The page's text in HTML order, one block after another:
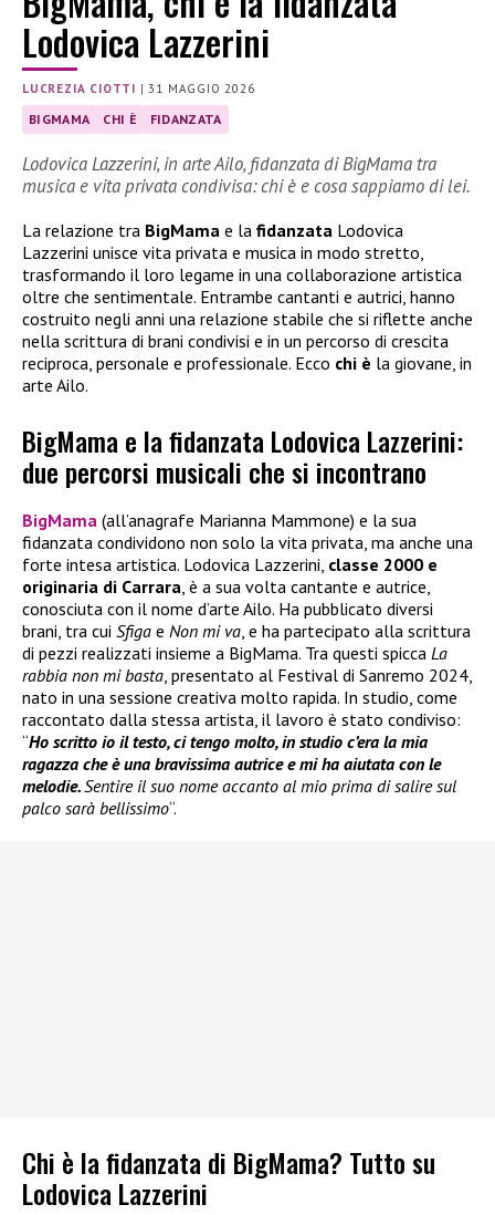
Lodovica Lazzerini
LUCREZIA CIOTTI |31 MAGGIO 2026
BIGMAMA CHI È FIDANZATA
Lodovica Lazzerini, in arte Ailo, fidanzata di BigMama tra
musica e vita privata condivisa: chi è e cosa sappiamo di lei.
La relazione tra BigMama e la fidanzata Lodovica
Lazzerini unisce vita privata e musica in modo stretto,
trasformando il loro legame in una collaborazione artistica
oltre che sentimentale. Entrambe cantanti e autrici, hanno
costruito negli anni una relazione stabile che si riflette anche
nella scrittura di brani condivisi e in un percorso di crescita
reciproca, personale e professionale. Ecco chi è la giovane, in
arte Ailo.
BigMama e la fidanzata Lodovica Lazzerini:
due percorsi musicali che si incontrano
BigMama (all’anagrafe Marianna Mammone) e la sua
fidanzata condividono non solo la vita privata, ma anche una
forte intesa artistica. Lodovica Lazzerini, classe 2000 e
originaria di Carrara, è a sua volta cantante e autrice,
conosciuta con il nome d’arte Ailo. Ha pubblicato diversi
brani, tra cui Sfiga e Non mi va, e ha partecipato alla scrittura
di pezzi realizzati insieme a BigMama. Tra questi spicca La
rabbia non mi basta, presentato al Festival di Sanremo 2024,
nato in una sessione creativa molto rapida. In studio, come
raccontato dalla stessa artista, il lavoro è stato condiviso:
“Ho scritto io il testo, ci tengo molto, in studio c’era la mia
ragazza che è una bravissima autrice e mi ha aiutata con le
melodie.Sentire il suo nome accanto al mio prima di salire sul
palco sarà bellissimo“.
Chi è la fidanzata di BigMama? Tutto su
Lodovica Lazzerini